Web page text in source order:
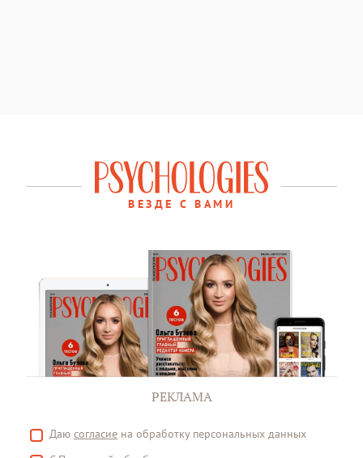
ВЕЗДЕ С ВАМИ
РЕКЛАМА
Даю согласие на обработку персональных данных